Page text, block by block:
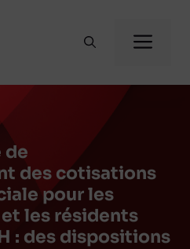
de
des cotisations
pour les
les résidents
: des dispositions